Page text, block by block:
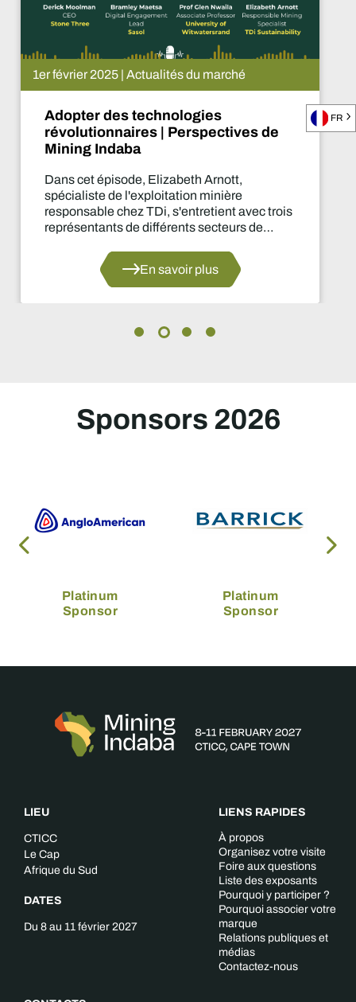
1er février 2025 | Actualités du marché
Adopter des technologies
révolutionnaires | Perspectives de
Mining Indaba
Dans cet épisode, Elizabeth Arnott,
spécialiste de l'exploitation minière
responsable chez TDi, s'entretient avec trois
représentants de différents secteurs de
parole lors du Mining Indaba 2025 au Cap,
au sujet de l'adoption de technologies
révolutionnaires.
En savoir plus
Sponsors 2026
Platinum
Sponsor
Platinum
Sponsor
LIEU
CTICC
Le Cap
Afrique du Sud
DATES
Du 8 au 11 février 2027
LIENS RAPIDES
À propos
Organisez votre visite
Foire aux questions
Liste des exposants
Pourquoi y participer ?
Pourquoi associer votre
marque
Relations publiques et
médias
Contactez-nous
FR